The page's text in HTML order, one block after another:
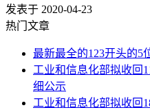
发表于 2020-04-23
热门文章
最新最全的123开头的5
工业和信息化部拟收回
细公示
工业和信息化部拟收回